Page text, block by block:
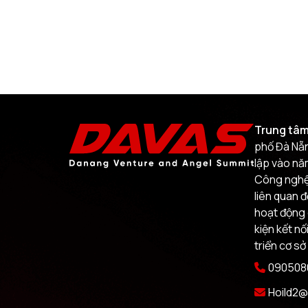
Trung
phố Đà
lập vào
Công
liên quan
hoạt động
kiện kết
triển cơ